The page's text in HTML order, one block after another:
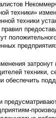
техники»
техники
затронут
техники,
обеспечить